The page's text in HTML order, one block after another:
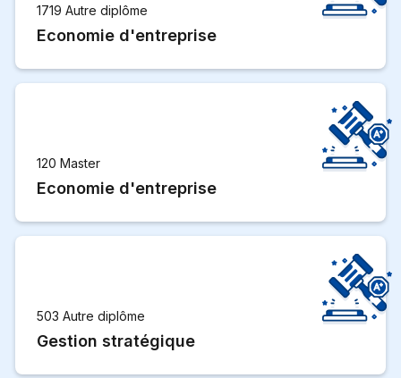
1719 Autre diplôme
Economie d'entreprise
120 Master
Economie d'entreprise
503 Autre diplôme
Gestion stratégique